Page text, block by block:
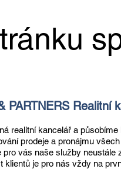
PARTNERS Realitní
realitní kancelář a
prodeje a pronájmu
pro vás naše služby neustále
klientů je pro nás vždy na